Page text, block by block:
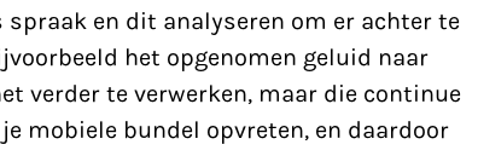
en dit analyseren om er achter te
het opgenomen geluid naar
verder te verwerken, maar die continue
mobiele bundel opvreten, en daardoor